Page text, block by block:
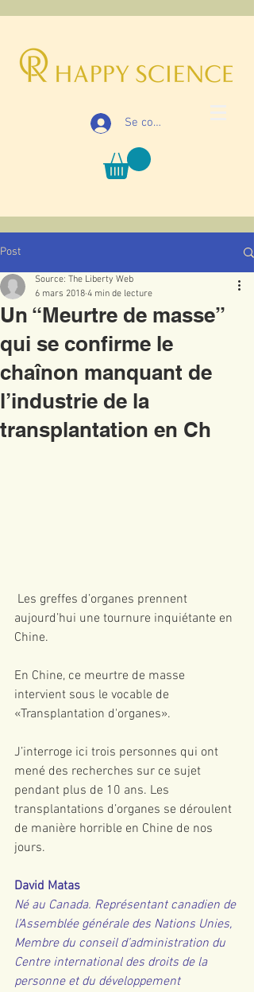
Se connecter
Post
Un “Meurtre de masse”
qui se confirme le
chaînon manquant de
l’industrie de la
transplantation en Ch
Source: The Liberty Web
6 mars 2018 4 min de lecture
aujourd’hui une tournure inquiétante en
Chine.
En Chine, ce meurtre de masse
intervient sous le vocable de
«Transplantation d'organes».
J’interroge ici trois personnes qui ont
mené des recherches sur ce sujet
pendant plus de 10 ans. Les
transplantations d’organes se déroulent
de manière horrible en Chine de nos
jours.
David Matas
Né au Canada. Représentant canadien de
l’Assemblée générale des Nations Unies,
Membre du conseil d’administration du
Centre international des droits de la
personne et du développement